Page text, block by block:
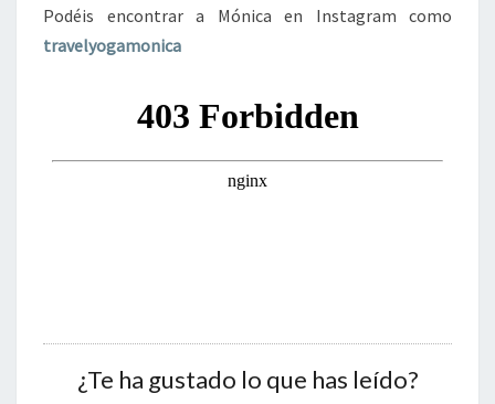
Podéis encontrar a Mónica en Instagram como
travelyogamonica
¿Te ha gustado lo que has leído?